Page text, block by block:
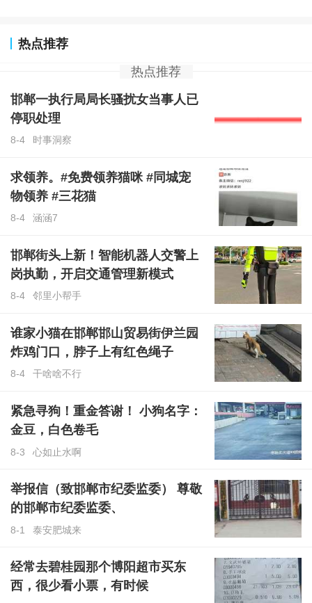
热点推荐
热点推荐
邯郸一执行局局长骚扰女当事人已
停职处理
8-4 时事洞察
求领养。#免费领养猫咪 #同城宠
物领养 #三花猫
8-4 涵涵7
邯郸街头上新！智能机器人交警上
岗执勤，开启交通管理新模式
8-4 邻里小帮手
谁家小猫在邯郸邯山贸易街伊兰园
炸鸡门口，脖子上有红色绳子
8-4 干啥啥不行
紧急寻狗！重金答谢！ 小狗名字：
金豆，白色卷毛
8-3 心如止水啊
举报信（致邯郸市纪委监委） 尊敬
的邯郸市纪委监委、
8-1 泰安肥城来
经常去碧桂园那个博阳超市买东
西，很少看小票，有时候